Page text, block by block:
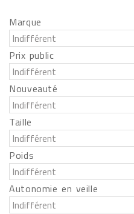
Marque
Prix public
Nouveauté
Taille
Poids
Autonomie en veille